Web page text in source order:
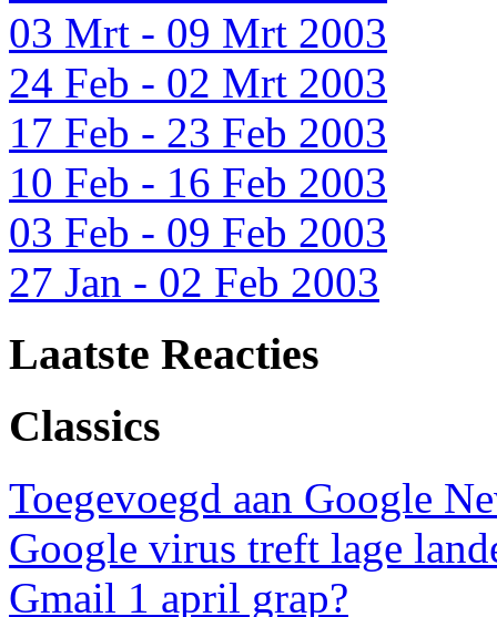
03 Mrt - 09 Mrt 2003
24 Feb - 02 Mrt 2003
17 Feb - 23 Feb 2003
10 Feb - 16 Feb 2003
03 Feb - 09 Feb 2003
27 Jan - 02 Feb 2003
Laatste Reacties
Classics
Toegevoegd aan Google
Google virus treft lage
Gmail 1 april grap?